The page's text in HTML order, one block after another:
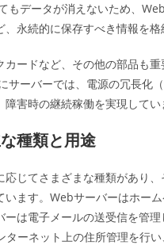
もデータが消えないため、
、永続的に保存すべき情報を格
カードなど、その他の部品も重
サーバーでは、電源の冗長化
害時の継続稼働を実現してい
種類と用途
応じてさまざまな種類があり
います。Webサーバーはホー
は電子メールの送受信を管理
ターネット上の住所管理を行